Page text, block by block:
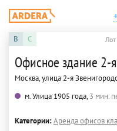
B C
Офисное здание 2-
Москва, улица 2-я
м. Улица 1905 года,3 мин.
Категории:Аренда офисов